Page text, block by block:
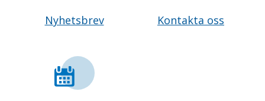
Nyhetsbrev Kontakta oss